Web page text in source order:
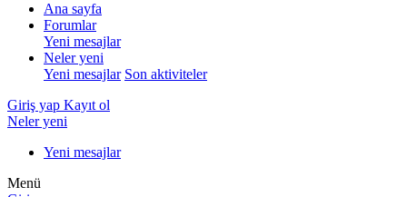
Ana sayfa
Forumlar
Yeni mesajlar
Neler yeni
Yeni mesajlar Son aktiviteler
Giriş yap Kayıt ol
Neler yeni
Yeni mesajlar
Menü